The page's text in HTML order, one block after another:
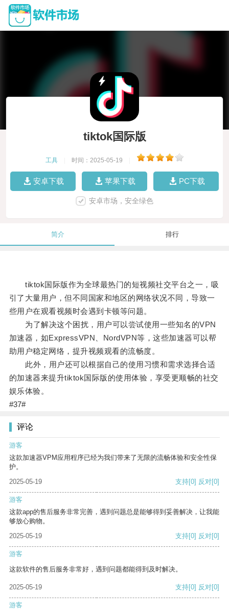
tiktok国际版
工具 时间：2025-05-19
安卓下载 苹果下载 PC下载
安卓市场，安全绿色
简介 排行
tiktok国际版作为全球最热门的短视频社交平台之一，吸
引了大量用户，但不同国家和地区的网络状况不同，导致一
些用户在观看视频时会遇到卡顿等问题。
为了解决这个困扰，用户可以尝试使用一些知名的VPN
加速器，如ExpressVPN、NordVPN等，这些加速器可以帮
助用户稳定网络，提升视频观看的流畅度。
此外，用户还可以根据自己的使用习惯和需求选择合适
的加速器来提升tiktok国际版的使用体验，享受更顺畅的社交
娱乐体验。
#37#
评论
游客
这款加速器VPM应用程序已经为我们带来了无限的流畅体验和安全性保
护。
2025-05-19
支持[0] 反对[0]
游客
这款app的售后服务非常完善，遇到问题总是能够得到妥善解决，让我能
够放心购物。
2025-05-19
支持[0] 反对[0]
游客
这款软件的售后服务非常好，遇到问题都能得到及时解决。
2025-05-19 支持[0] 反对[0]
游客